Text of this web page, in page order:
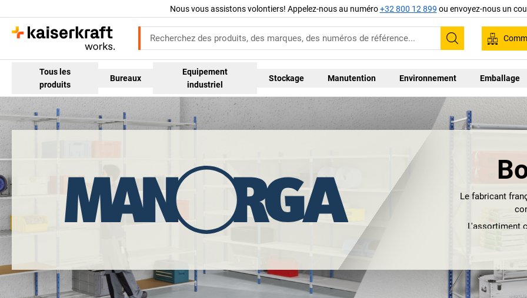
Nous vous assistons volontiers! Appelez-nous au numéro+32 800 12 899 ou envoyez-nous un
Recherche
Tous les
produits
Bureaux
Equipement
industriel
Stockage Manutention Environnement Emballage
Le fabricant
L'assortiment
qualité
secteur